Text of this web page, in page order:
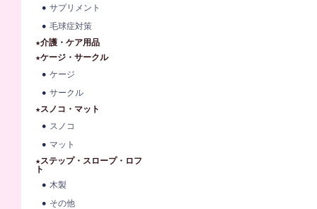
サプリメント
毛球症対策
★介護・ケア用品
★ケージ・サークル
ケージ
サークル
★スノコ・マット
スノコ
マット
★ステップ・スロープ・ロフ
ト
木製
その他